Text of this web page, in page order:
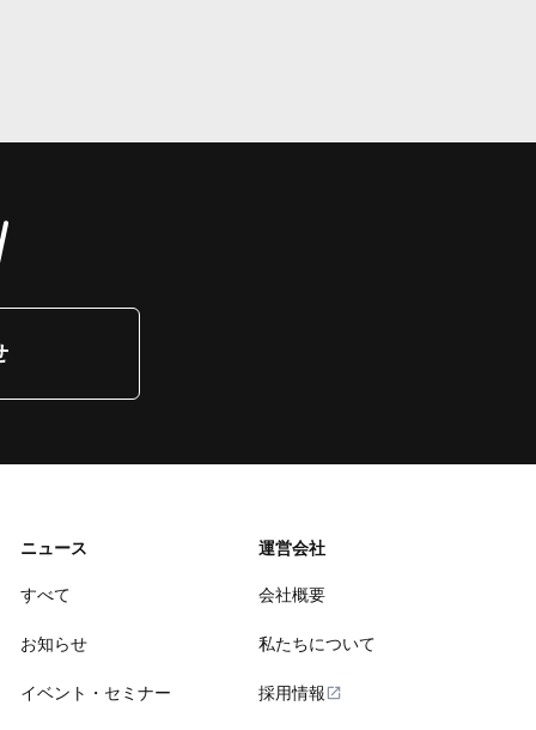
ニュース
すべて
お知らせ
イベント・セミナー
運営会社
会社概要
私たちについて
採用情報